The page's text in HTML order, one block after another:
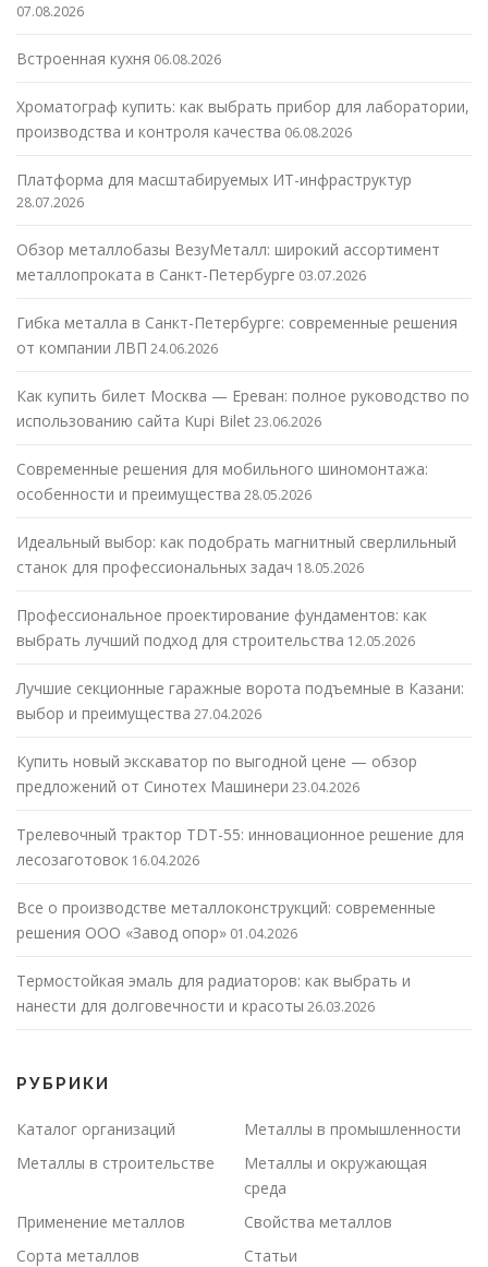
07.08.2026
Встроенная кухня 06.08.2026
Хроматограф купить: как выбрать прибор для лаборатории,
производства и контроля качества 06.08.2026
Платформа для масштабируемых ИТ-инфраструктур
28.07.2026
Обзор металлобазы ВезуМеталл: широкий ассортимент
металлопроката в Санкт-Петербурге 03.07.2026
Гибка металла в Санкт-Петербурге: современные решения
от компании ЛВП 24.06.2026
Как купить билет Москва — Ереван: полное руководство по
использованию сайта Kupi Bilet23.06.2026
Современные решения для мобильного шиномонтажа:
особенности и преимущества 28.05.2026
Идеальный выбор: как подобрать магнитный сверлильный
станок для профессиональных задач 18.05.2026
Профессиональное проектирование фундаментов: как
выбрать лучший подход для строительства 12.05.2026
Лучшие секционные гаражные ворота подъемные в Казани:
выбор и преимущества 27.04.2026
Купить новый экскаватор по выгодной цене — обзор
предложений от Синотех Машинери 23.04.2026
Трелевочный трактор TDT-55: инновационное решение для
лесозаготовок 16.04.2026
Все о производстве металлоконструкций: современные
решения ООО «Завод опор» 01.04.2026
Термостойкая эмаль для радиаторов: как выбрать и
нанести для долговечности и красоты 26.03.2026
РУБРИКИ
Каталог организаций
Металлы в промышленности
Металлы в строительстве
Металлы и окружающая
среда
Применение металлов
Свойства металлов
Сорта металлов
Статьи